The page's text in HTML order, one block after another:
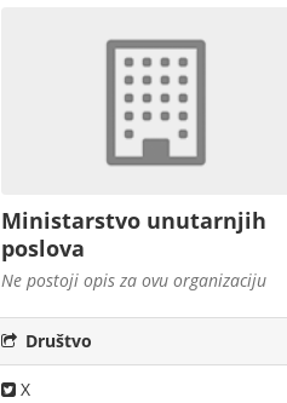
Ministarstvo unutarnjih
poslova
Ne postoji opis za ovu organizaciju
Društvo
X